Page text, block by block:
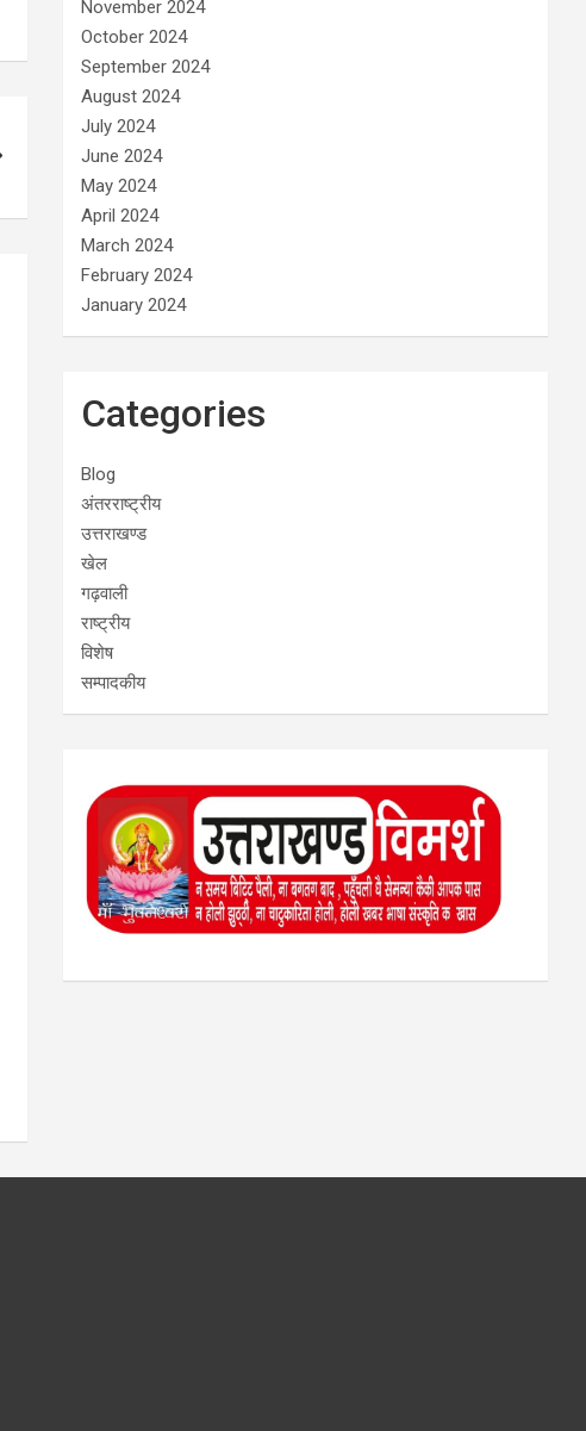
November 2024
October 2024
September 2024
August 2024
July 2024
June 2024
May 2024
April 2024
March 2024
February 2024
January 2024
Categories
Blog
अंतरराष्ट्रीय
उत्तराखण्ड
खेल
गढ़वाली
राष्ट्रीय
विशेष
सम्पादकीय